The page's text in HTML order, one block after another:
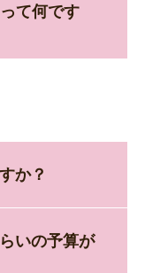
て何です
か？
いの予算が